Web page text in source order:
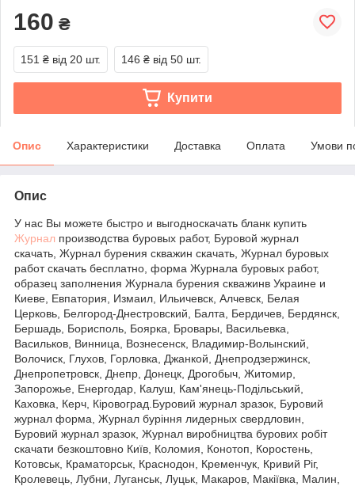
160 ₴
151 ₴ від 20 шт. 146 ₴ від 50 шт.
Купити
Опис Характеристики Доставка Оплата Умови
Опис
У нас Вы можете быстро и выгодноскачать бланк купить
Журнал производства буровых работ, Буровой журнал
скачать, Журнал бурения скважин скачать, Журнал буровых
работ скачать бесплатно, форма Журнала буровых работ,
образец заполнения Журнала бурения скважинв Украине и
Киеве, Евпатория, Измаил, Ильичевск, Алчевск, Белая
Церковь, Белгород-Днестровский, Балта, Бердичев, Бердянск,
Бершадь, Борисполь, Боярка, Бровары, Васильевка,
Васильков, Винница, Вознесенск, Владимир-Волынский,
Волочиск, Глухов, Горловка, Джанкой, Днепродзержинск,
Днепропетровск, Днепр, Донецк, Дрогобыч, Житомир,
Запорожье, Енергодар, Калуш, Кам'янець-Подільський,
Каховка, Керч, Кіровоград.Буровий журнал зразок, Буровий
журнал форма, Журнал буріння лидерных свердловин,
Буровий журнал зразок, Журнал виробництва бурових робіт
скачати безкоштовно Київ, Коломия, Конотоп, Коростень,
Котовськ, Краматорськ, Краснодон, Кременчук, Кривий Ріг,
Кролевець, Лубни, Луганськ, Луцьк, Макаров, Макіївка, Малин,